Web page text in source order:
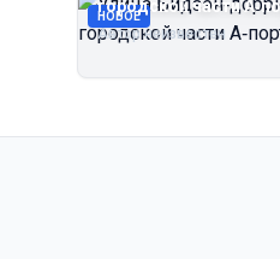
НОВОЕ
городской части
Автор неизвестен